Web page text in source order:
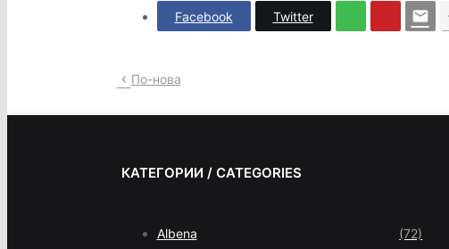
Facebook Twitter
По-нова
КАТЕГОРИИ / CATEGORIES
Albena (72)